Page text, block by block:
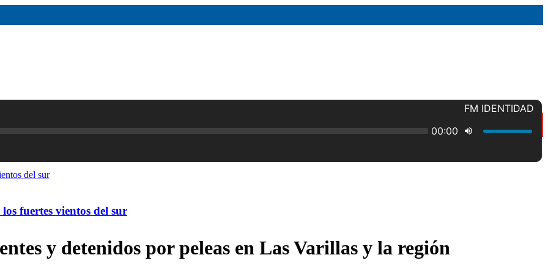
fuertes vientos del sur
y detenidos por peleas en Las Varillas y la región